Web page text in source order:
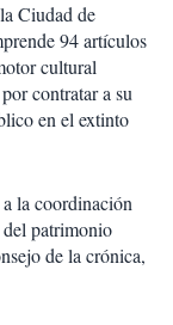
Ciudad de
94 artículos
cultural
contratar a su
en el extinto
la coordinación
patrimonio
de la crónica,